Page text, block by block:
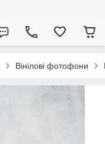
Вінілові фотофони